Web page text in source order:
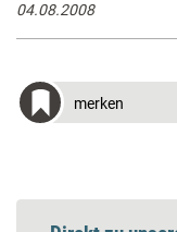
04.08.2008
merken